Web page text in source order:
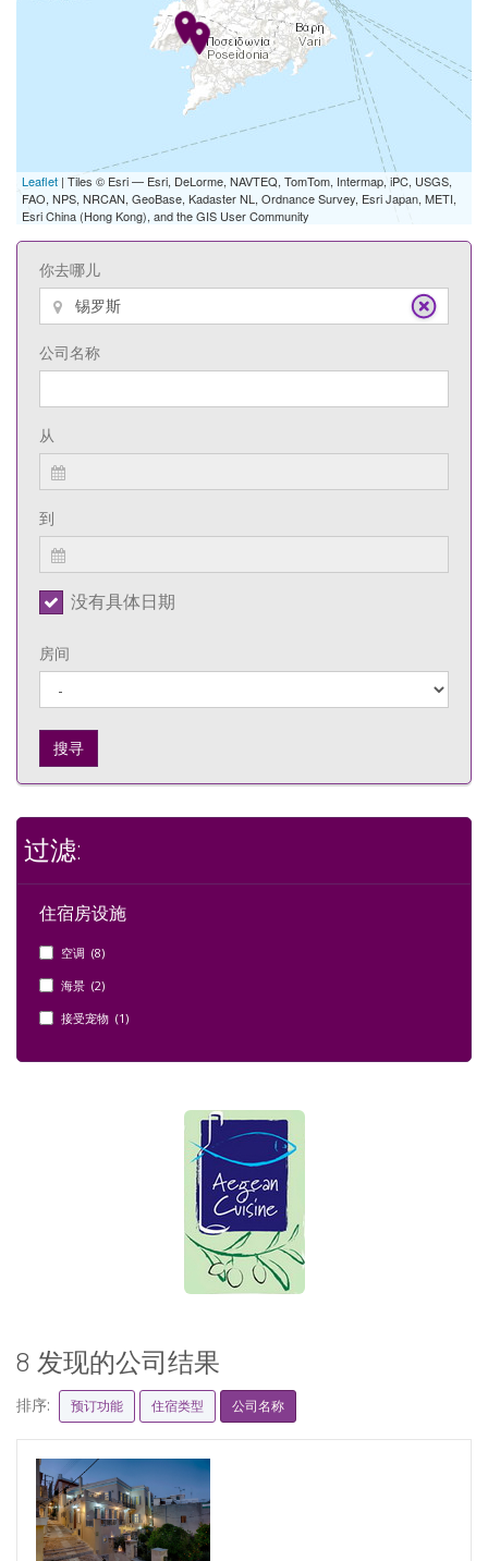
Leaflet | Tiles © Esri — Esri, DeLorme, NAVTEQ, TomTom, Intermap, iPC, USGS,
FAO, NPS, NRCAN, GeoBase, Kadaster NL, Ordnance Survey, Esri Japan, METI,
Esri China (Hong Kong), and the GIS User Community
你去哪儿
公司名称
从
到
没有具体日期
房间
搜寻
过滤:
住宿房设施
空调 (8)
海景 (2)
接受宠物 (1)
8 发现的公司结果
排序: 预订功能 住宿类型 公司名称